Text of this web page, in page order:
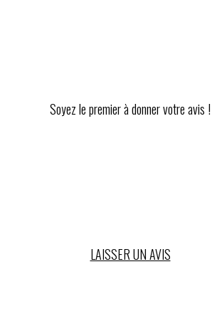
Soyez le premier à donner votre avis !
LAISSER UN AVIS